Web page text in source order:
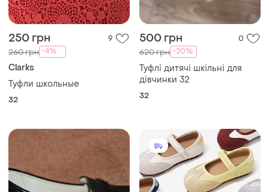
250 грн 9
260 грн -4%
Clarks
Туфли школьные
32
500 грн 0
620 грн -20%
Туфлі дитячі шкільні для
дівчинки 32
32